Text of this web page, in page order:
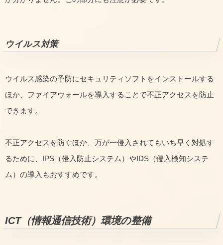
ウイルス対策
ウイルス感染の予防にセキュリティソフトをインストールする
ほか、ファイアウォールを導入することで不正アクセスを防止
できます。
不正アクセスを防ぐほか、万が一侵入されてもいち早く対処す
るために、IPS（侵入防止システム）やIDS（侵入検知システ
ム）の導入もおすすめです。
ICT（情報通信技術）環境の整備